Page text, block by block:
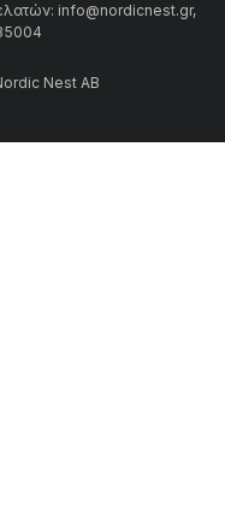
info@nordicnest.gr,
Nest AB